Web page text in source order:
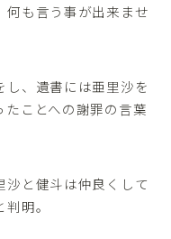
何も言う事が出来ませ
し、遺書には亜里沙を
たことへの謝罪の言葉
沙と健斗は仲良くして
明。